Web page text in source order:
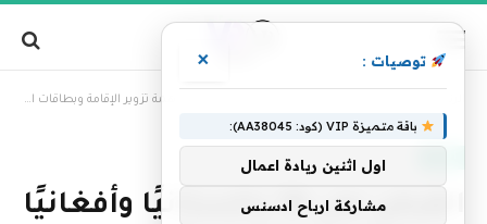
القبض على 18 باكستانيًا وأفغانيًا
توصيات : ×
باقة متميزة VIP (كود: AA38045):
اول اثنين ريادة اعمال
مشاركة ارباح ادسنس